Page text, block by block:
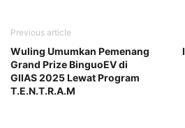
Previous article
Wuling Umumkan Pemenang
Grand Prize BinguoEV di
GIIAS 2025 Lewat Program
T.E.N.T.R.A.M